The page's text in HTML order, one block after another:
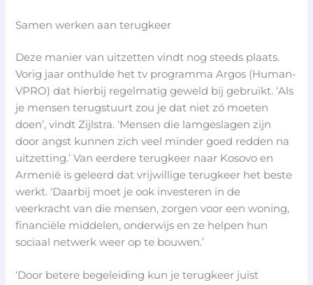
Samen werken aan terugkeer
Deze manier van uitzetten vindt nog steeds plaats.
Vorig jaar onthulde het tv programma Argos (Human-
VPRO) dat hierbij regelmatig geweld bij gebruikt. ‘Als
je mensen terugstuurt zou je dat niet zó moeten
doen’, vindt Zijlstra. ‘Mensen die lamgeslagen zijn
door angst kunnen zich veel minder goed redden na
uitzetting.’ Van eerdere terugkeer naar Kosovo en
Armenië is geleerd dat vrijwillige terugkeer het beste
werkt. ‘Daarbij moet je ook investeren in de
veerkracht van die mensen, zorgen voor een woning,
financiële middelen, onderwijs en ze helpen hun
sociaal netwerk weer op te bouwen.’
‘Door betere begeleiding kun je terugkeer juist